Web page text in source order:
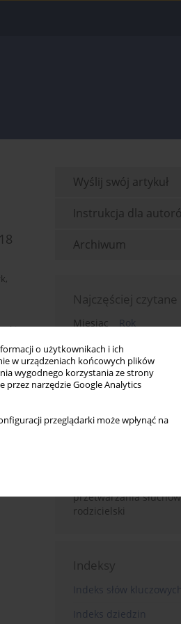
o użytkownikach i ich
w urządzeniach końcowych plików
wygodnego korzystania ze strony
przez narzędzie Google Analytics
przeglądarki może wpłynąć na
,
Wyślij swój artykuł
Instrukcja dla
Archiwum
Najczęściej czytane
Miesiąc
Rok
Badanie zmysłów w
choroby Alzheimera i
przegląd literatury
Choroba Meniere’a –
diagnostyka,
leczenia i
Relacje rodzinne i
dzieci z centralnymi
przetwarzania
rodzicielski
Indeksy
Indeks słów kluczowych
Indeks dziedzin